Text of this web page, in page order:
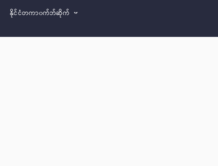
နိုင်ငံတကာ၀က်ဘ်ဆိုက်